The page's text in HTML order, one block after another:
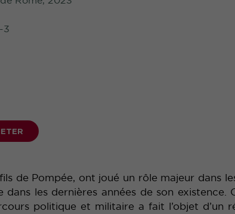
3
de Pompée, ont joué un rôle majeur dans
dans les dernières années de son existence.
politique et militaire a fait l’objet d’un